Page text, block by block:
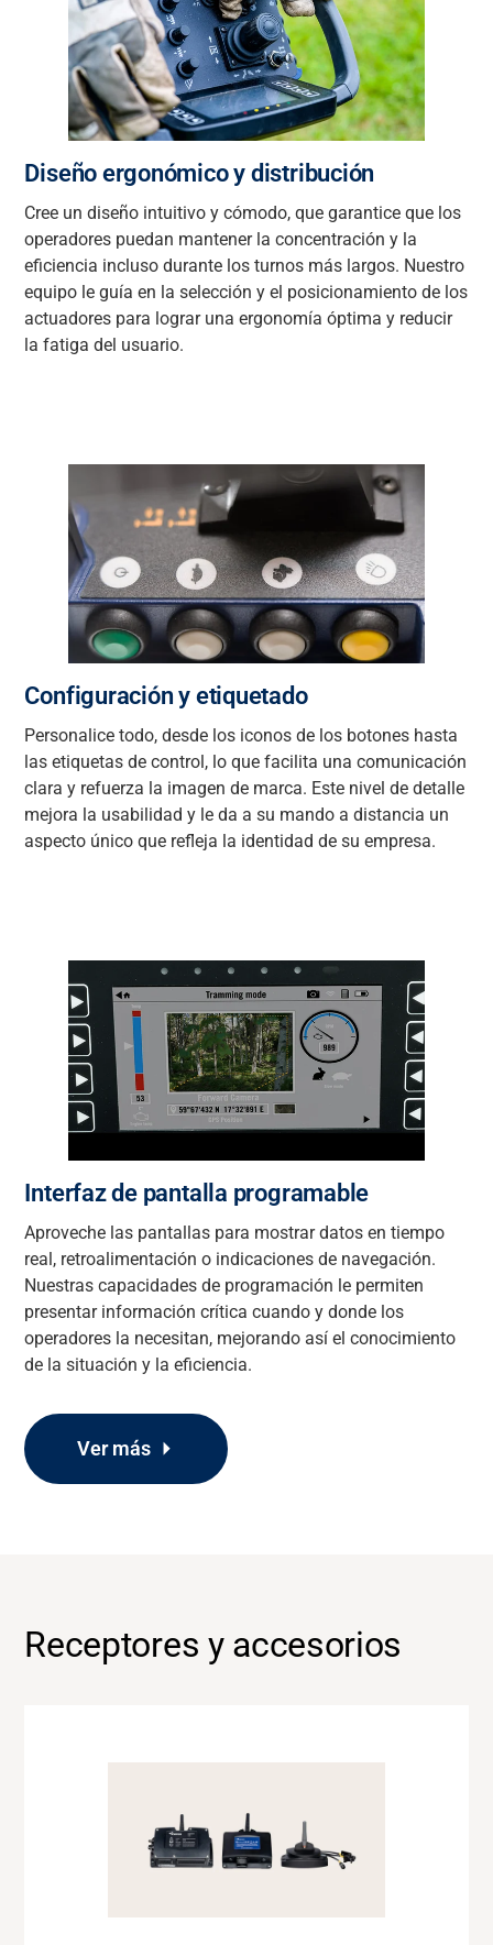
Diseño ergonómico y distribución
Cree un diseño intuitivo y cómodo, que garantice que los
operadores puedan mantener la concentración y la
eficiencia incluso durante los turnos más largos. Nuestro
equipo le guía en la selección y el posicionamiento de los
actuadores para lograr una ergonomía óptima y reducir
la fatiga del usuario.
Configuración y etiquetado
Personalice todo, desde los iconos de los botones hasta
las etiquetas de control, lo que facilita una comunicación
clara y refuerza la imagen de marca. Este nivel de detalle
mejora la usabilidad y le da a su mando a distancia un
aspecto único que refleja la identidad de su empresa.
Interfaz de pantalla programable
Aproveche las pantallas para mostrar datos en tiempo
real, retroalimentación o indicaciones de navegación.
Nuestras capacidades de programación le permiten
presentar información crítica cuando y donde los
operadores la necesitan, mejorando así el conocimiento
de la situación y la eficiencia.
Ver más
Receptores y accesorios